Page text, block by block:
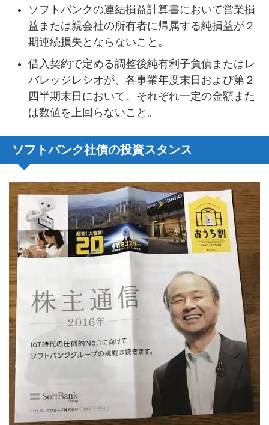
ソフトバンクの連結損益計算書において営業損
益または親会社の所有者に帰属する純損益が２
期連続損失とならないこと。
借入契約で定める調整後純有利子負債またはレ
バレッジレシオが、各事業年度末日および第２
四半期末日において、それぞれ一定の金額また
は数値を上回らないこと。
ソフトバンク社債の投資スタンス